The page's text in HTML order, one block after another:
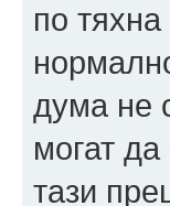
по
дума не
могат
тази